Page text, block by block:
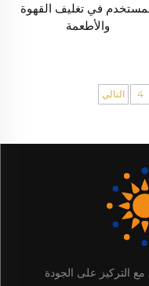
في تغليف القهوة
والأطعمة
4 التالي
التركيز على الجودة